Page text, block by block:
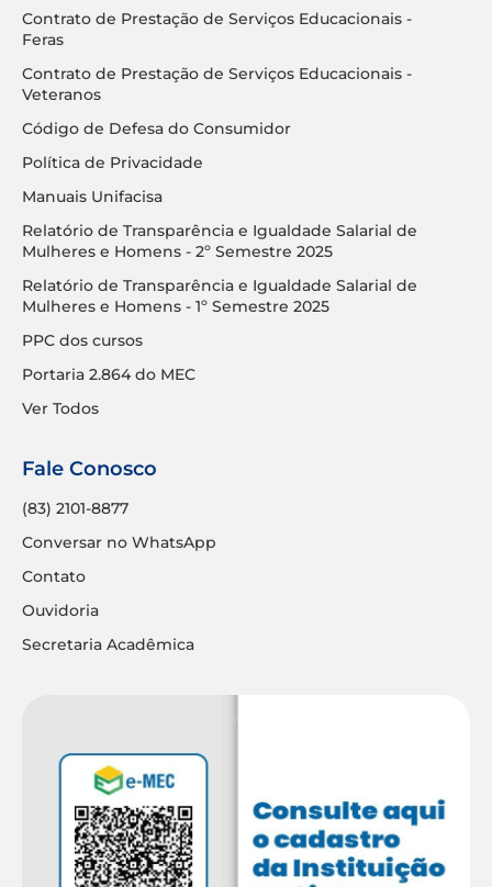
Contrato de Prestação de Serviços Educacionais -
Feras
Contrato de Prestação de Serviços Educacionais -
Veteranos
Código de Defesa do Consumidor
Política de Privacidade
Manuais Unifacisa
Relatório de Transparência e Igualdade Salarial de
Mulheres e Homens - 2º Semestre 2025
Relatório de Transparência e Igualdade Salarial de
Mulheres e Homens - 1º Semestre 2025
PPC dos cursos
Portaria 2.864 do MEC
Ver Todos
Fale Conosco
(83) 2101-8877
Conversar no WhatsApp
Contato
Ouvidoria
Secretaria Acadêmica